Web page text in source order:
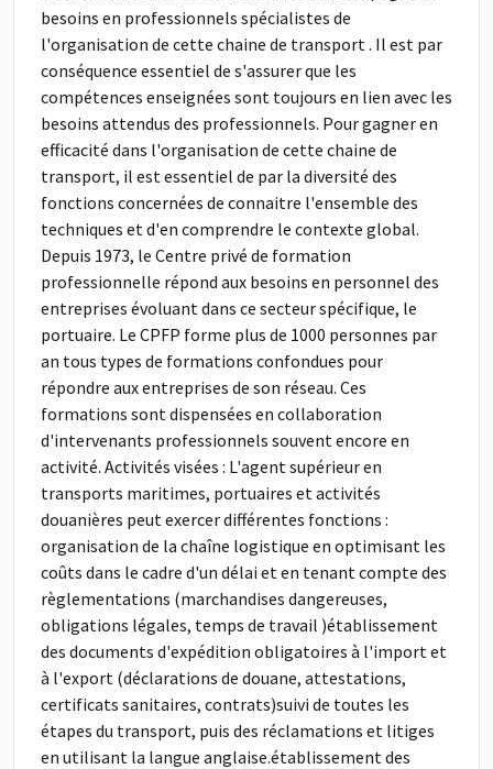
besoins en professionnels spécialistes de
l'organisation de cette chaine de transport . Il est par
conséquence essentiel de s'assurer que les
compétences enseignées sont toujours en lien avec les
besoins attendus des professionnels. Pour gagner en
efficacité dans l'organisation de cette chaine de
transport, il est essentiel de par la diversité des
fonctions concernées de connaitre l'ensemble des
techniques et d'en comprendre le contexte global.
Depuis 1973, le Centre privé de formation
professionnelle répond aux besoins en personnel des
entreprises évoluant dans ce secteur spécifique, le
portuaire. Le CPFP forme plus de 1000 personnes par
an tous types de formations confondues pour
répondre aux entreprises de son réseau. Ces
formations sont dispensées en collaboration
d'intervenants professionnels souvent encore en
activité. Activités visées : L'agent supérieur en
transports maritimes, portuaires et activités
douanières peut exercer différentes fonctions :
organisation de la chaîne logistique en optimisant les
coûts dans le cadre d'un délai et en tenant compte des
règlementations (marchandises dangereuses,
obligations légales, temps de travail )établissement
des documents d'expédition obligatoires à l'import et
à l'export (déclarations de douane, attestations,
certificats sanitaires, contrats)suivi de toutes les
étapes du transport, puis des réclamations et litiges
en utilisant la langue anglaise.établissement des